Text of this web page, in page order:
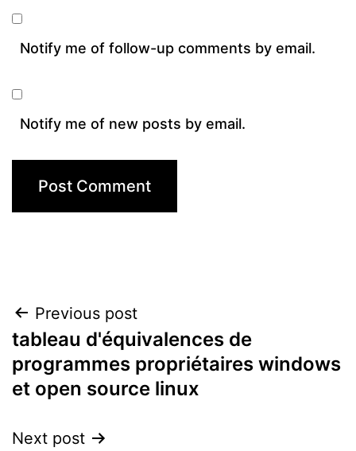
Notify me of follow-up comments by email.
Notify me of new posts by email.
Post
navigation
Previous post
tableau d'équivalences de
programmes propriétaires windows
et open source linux
Next post